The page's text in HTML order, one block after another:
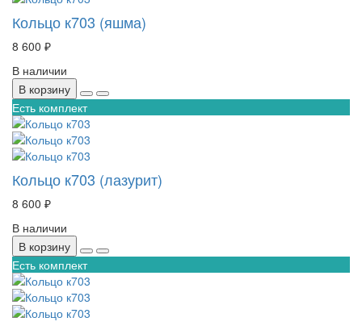
Кольцо к703 (яшма)
8 600 ₽
В наличии
В корзину
Есть комплект
Кольцо к703 (лазурит)
8 600 ₽
В наличии
В корзину
Есть комплект